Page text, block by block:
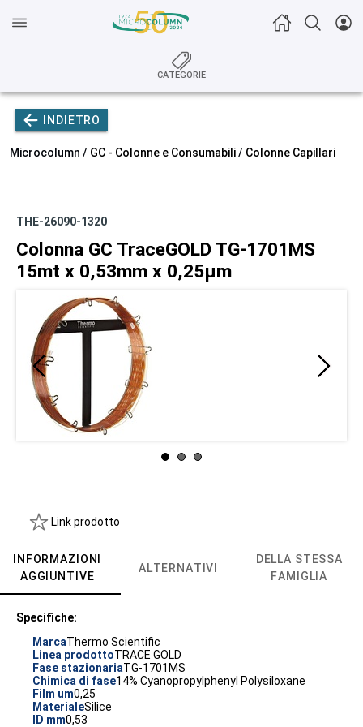
CATEGORIE
INDIETRO
Microcolumn / GC - Colonne e Consumabili/ Colonne Capillari
THE-26090-1320
Colonna GC TraceGOLD TG-1701MS
15mt x 0,53mm x 0,25µm
Link prodotto
INFORMAZIONI
AGGIUNTIVE
ALTERNATIVI
DELLA STESSA
FAMIGLIA
Specifiche:
MarcaThermo Scientific
Linea prodottoTRACE GOLD
Fase stazionariaTG-1701MS
Chimica di fase14% Cyanopropylphenyl Polysiloxane
Film um0,25
MaterialeSilice
ID mm0,53